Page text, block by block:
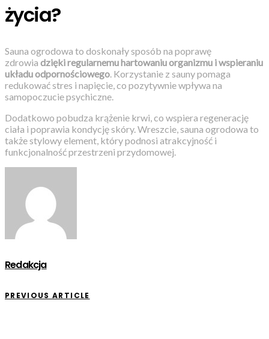
życia?
Sauna ogrodowa to doskonały sposób na poprawę
zdrowia dzięki regularnemu hartowaniu organizmu i wspieraniu
układu odpornościowego. Korzystanie z sauny pomaga
redukować stres i napięcie, co pozytywnie wpływa na
samopoczucie psychiczne.
Dodatkowo pobudza krążenie krwi, co wspiera regenerację
ciała i poprawia kondycję skóry. Wreszcie, sauna ogrodowa to
także stylowy element, który podnosi atrakcyjność i
funkcjonalność przestrzeni przydomowej.
Redakcja
PREVIOUS ARTICLE